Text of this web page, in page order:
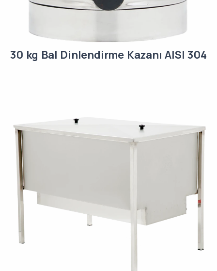
30 kg Bal Dinlendirme Kazanı AISI 304